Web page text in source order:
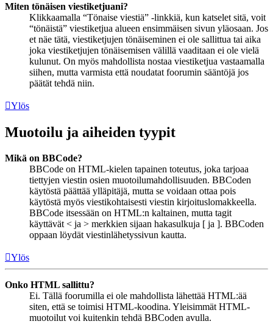
Miten tönäisen viestiketjuani?
Klikkaamalla “Tönaise viestiä” -linkkiä, kun katselet sitä, voit
“tönäistä” viestiketjua alueen ensimmäisen sivun yläosaan. Jos
et näe tätä, viestiketjujen tönäiseminen ei ole sallittua tai aika
joka viestiketjujen tönäisemisen välillä vaaditaan ei ole vielä
kulunut. On myös mahdollista nostaa viestiketjua vastaamalla
siihen, mutta varmista että noudatat foorumin sääntöjä jos
päätät tehdä niin.
Ylös
Muotoilu ja aiheiden tyypit
Mikä on BBCode?
BBCode on HTML-kielen tapainen toteutus, joka tarjoaa
tiettyjen viestin osien muotoilumahdollisuuden. BBCoden
käytöstä päättää ylläpitäjä, mutta se voidaan ottaa pois
käytöstä myös viestikohtaisesti viestin kirjoituslomakkeella.
BBCode itsessään on HTML:n kaltainen, mutta tagit
käyttävät < ja > merkkien sijaan hakasulkuja [ ja ]. BBCoden
oppaan löydät viestinlähetyssivun kautta.
Ylös
Onko HTML sallittu?
Ei. Tällä foorumilla ei ole mahdollista lähettää HTML:ää
siten, että se toimisi HTML-koodina. Yleisimmät HTML-
muotoilut voi kuitenkin tehdä BBCoden avulla.